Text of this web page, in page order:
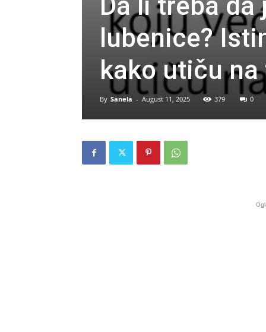
lubenice?
kako utiču
By Sanela - August 11, 2025 379 0